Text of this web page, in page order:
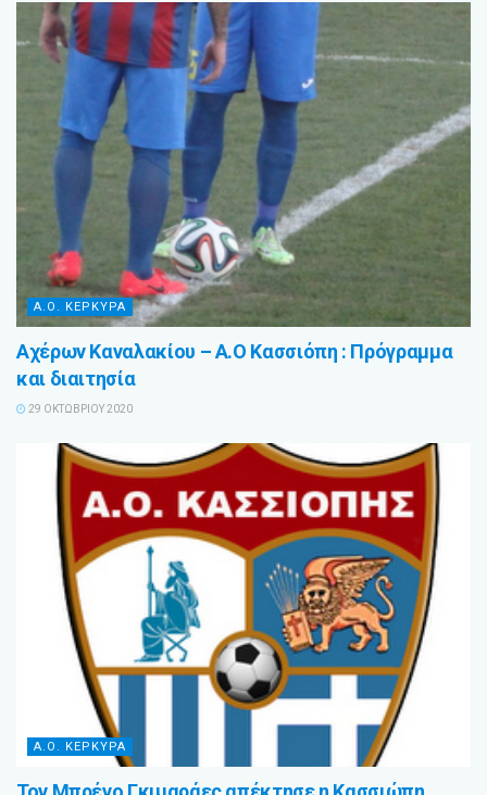
Α.Ο. ΚΕΡΚΥΡΑ
Αχέρων Καναλακίου – Α.Ο Κασσιόπη : Πρόγραμμα
και διαιτησία
29 ΟΚΤΩΒΡΊΟΥ 2020
Α.Ο. ΚΕΡΚΥΡΑ